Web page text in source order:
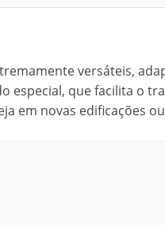
versáteis,
especial, que facilita o
em novas edificações